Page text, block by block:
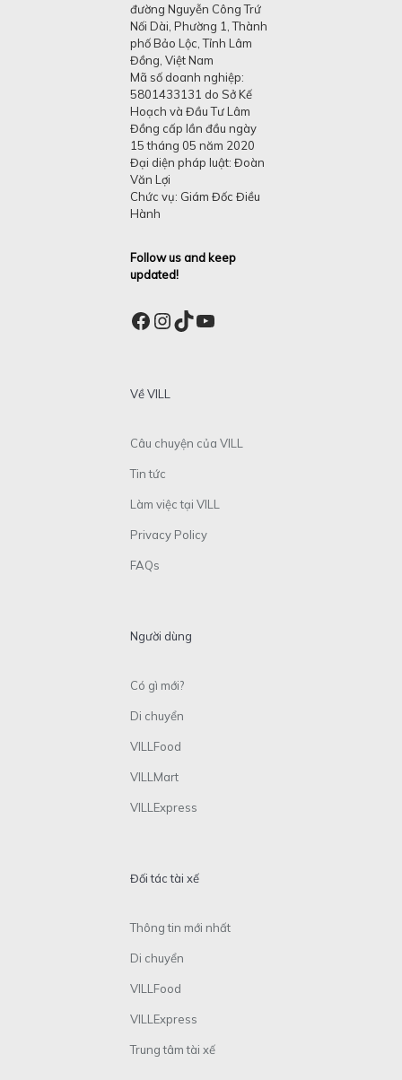
đường Nguyễn Công Trứ
Nối Dài, Phường 1, Thành
phố Bảo Lộc, Tỉnh Lâm
Đồng, Việt Nam
Mã số doanh nghiệp:
5801433131 do Sở Kế
Hoạch và Đầu Tư Lâm
Đồng cấp lần đầu ngày
15 tháng 05 năm 2020
Đại diện pháp luật: Đoàn
Văn Lợi
Chức vụ: Giám Đốc Điều
Hành
Follow us and keep
updated!
Facebook
Instagram
TikTok
YouTube
Về VILL
Câu chuyện của VILL
Tin tức
Làm việc tại VILL
Privacy Policy
FAQs
Người dùng
Có gì mới?
Di chuyển
VILLFood
VILLMart
VILLExpress
Đối tác tài xế
Thông tin mới nhất
Di chuyển
VILLFood
VILLExpress
Trung tâm tài xế